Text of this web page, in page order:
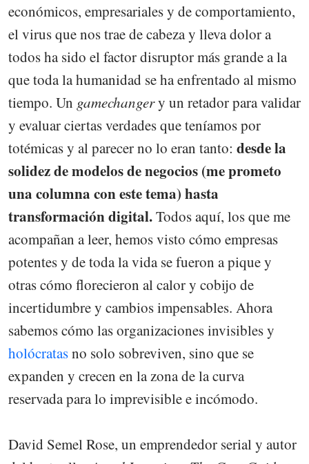
económicos, empresariales y de comportamiento,
el virus que nos trae de cabeza y lleva dolor a
todos ha sido el factor disruptor más grande a la
que toda la humanidad se ha enfrentado al mismo
tiempo. Un gamechangery un retador para validar
y evaluar ciertas verdades que teníamos por
totémicas y al parecer no lo eran tanto: desde la
solidez de modelos de negocios (me prometo
una columna con este tema) hasta
transformación digital.Todos aquí, los que me
acompañan a leer, hemos visto cómo empresas
potentes y de toda la vida se fueron a pique y
otras cómo florecieron al calor y cobijo de
incertidumbre y cambios impensables. Ahora
sabemos cómo las organizaciones invisibles y
holócratasno solo sobreviven, sino que se
expanden y crecen en la zona de la curva
reservada para lo imprevisible e incómodo.
David Semel Rose, un emprendedor serial y autor